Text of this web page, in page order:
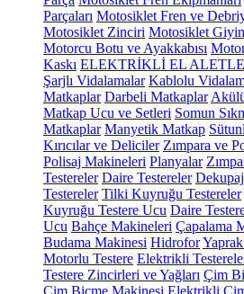
Parçaları Motosiklet Fren ve
Motosiklet Zinciri Motosiklet
Motorcu Botu ve Ayakkabısı
Kaskı ELEKTRİKLİ EL
Şarjlı Vidalamalar Kablolu
Matkaplar Darbeli Matkaplar
Matkap Ucu ve Setleri Somun
Matkaplar Manyetik Matkap
Kırıcılar ve Deliciler Zımpara ve
Polisaj Makineleri Planyalar
Testereler Daire Testereler
Testereler Tilki Kuyruğu Testereler
Kuyruğu Testere Ucu Daire
Ucu Bahçe Makineleri Çapalama
Budama Makinesi Hidrofor
Motorlu Testere Elektrikli
Testere Zincirleri ve Yağları Çim
Çim Biçme Makinesi Elektrikli